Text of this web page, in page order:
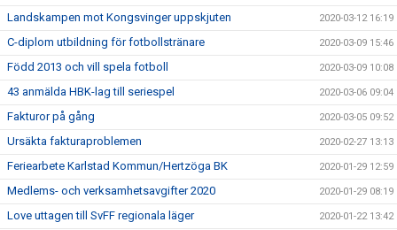
Landskampen mot Kongsvinger uppskjuten 2020-03-12 16:19
C-diplom utbildning för fotbollstränare 2020-03-09 15:46
Född 2013 och vill spela fotboll 2020-03-09 10:08
43 anmälda HBK-lag till seriespel 2020-03-06 09:04
Fakturor på gång 2020-03-05 09:52
Ursäkta fakturaproblemen 2020-02-27 13:13
Feriearbete Karlstad Kommun/Hertzöga BK 2020-01-29 12:59
Medlems- och verksamhetsavgifter 2020 2020-01-29 08:19
Love uttagen till SvFF regionala läger 2020-01-22 13:42